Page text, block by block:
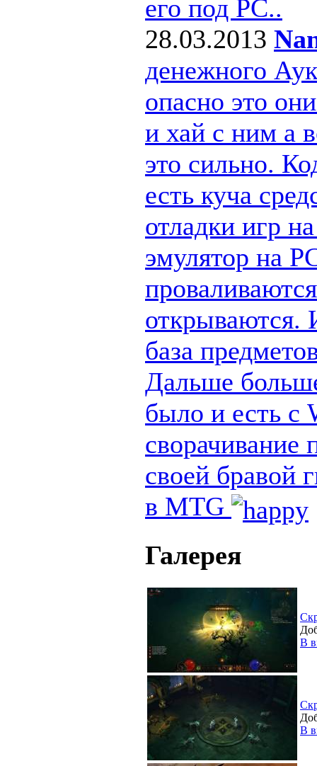
его под РС..
28.03.2013
денежного
опасно это
и хай с ним а
это сильно.
есть куча
отладки игр
эмулятор на
открываются.
база
Дальше
было и есть с
сворачивание
своей бравой
в MTG
Галерея
В
В